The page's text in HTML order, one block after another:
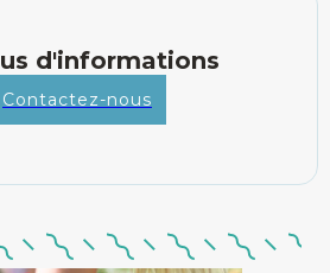
d'informations
Contactez-nous